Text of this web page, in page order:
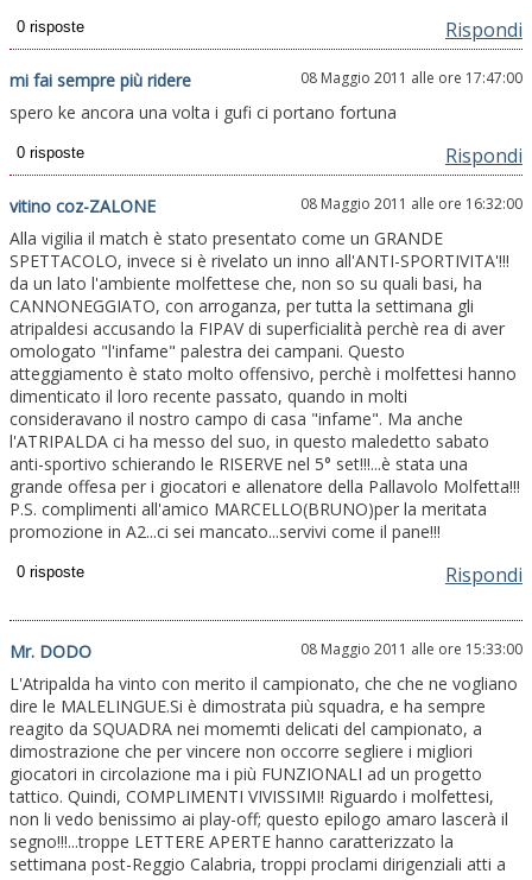
Rispondi
mi fai sempre più ridere 08 Maggio 2011 alle ore 17:47:00
spero ke ancora una volta i gufi ci portano fortuna
Rispondi
vitino coz-ZALONE 08 Maggio 2011 alle ore 16:32:00
Alla vigilia il match è stato presentato come un GRANDE
SPETTACOLO, invece si è rivelato un inno all'ANTI-SPORTIVITA'!!!
da un lato l'ambiente molfettese che, non so su quali basi, ha
CANNONEGGIATO, con arroganza, per tutta la settimana gli
atripaldesi accusando la FIPAV di superficialità perchè rea di aver
omologato "l'infame" palestra dei campani. Questo
atteggiamento è stato molto offensivo, perchè i molfettesi hanno
dimenticato il loro recente passato, quando in molti
consideravano il nostro campo di casa "infame". Ma anche
l'ATRIPALDA ci ha messo del suo, in questo maledetto sabato
anti-sportivo schierando le RISERVE nel 5° set!!!...è stata una
grande offesa per i giocatori e allenatore della Pallavolo Molfetta!!!
P.S. complimenti all'amico MARCELLO(BRUNO)per la meritata
promozione in A2...ci sei mancato...servivi come il pane!!!
Rispondi
Mr. DODO 08 Maggio 2011 alle ore 15:33:00
L'Atripalda ha vinto con merito il campionato, che che ne vogliano
dire le MALELINGUE.Si è dimostrata più squadra, e ha sempre
reagito da SQUADRA nei momemti delicati del campionato, a
dimostrazione che per vincere non occorre segliere i migliori
giocatori in circolazione ma i più FUNZIONALI ad un progetto
tattico. Quindi, COMPLIMENTI VIVISSIMI! Riguardo i molfettesi,
non li vedo benissimo ai play-off; questo epilogo amaro lascerà il
segno!!!...troppe LETTERE APERTE hanno caratterizzato la
settimana post-Reggio Calabria, troppi proclami dirigenziali atti a